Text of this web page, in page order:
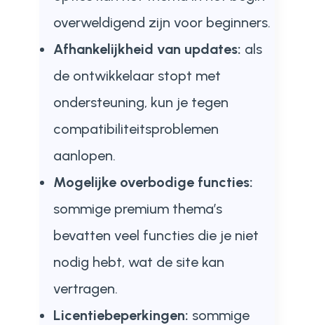
overweldigend zijn voor beginners.
Afhankelijkheid van updates: als
de ontwikkelaar stopt met
ondersteuning, kun je tegen
compatibiliteitsproblemen
aanlopen.
Mogelijke overbodige functies:
sommige premium thema’s
bevatten veel functies die je niet
nodig hebt, wat de site kan
vertragen.
Licentiebeperkingen: sommige